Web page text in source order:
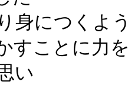
身につくよ
すことに力
い